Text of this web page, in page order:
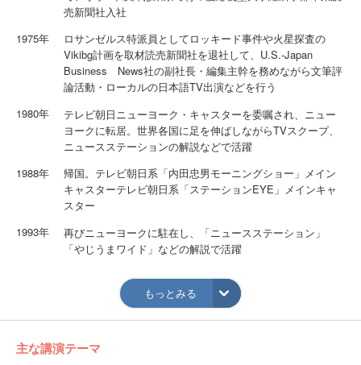
売新聞社入社
1975年
ロサンゼルス特派員としてロッキード事件や火星探査の
Vikibg計画を取材読売新聞社を退社して、U.S.-Japan
Business News社の副社長・編集主幹を務めながら文筆評
論活動・ローカルの日本語TV出演などを行う
1980年
テレビ朝日ニューヨーク・キャスターを委嘱され、ニュー
ヨークに転居。世界各国に足を伸ばしながらTVスクープ、
ニュースステーションの解説などで活躍
1988年
帰国。テレビ朝日系「内田忠男モーニングショー」メイン
キャスターテレビ朝日系「ステーションEYE」メインキャ
スター
1993年
再びニューヨークに駐在し、「ニュースステーション」
「やじうまワイド」などの解説で活躍
株式会社テレビ朝日アメリカInc.の取締役就任3月株式会社
テレビ朝日アメリカInc.取締役退任
2004年
3月テレビ朝日との出演契約終了、フリーとなる4月から山
障）
もっとみる
主な講演テーマ